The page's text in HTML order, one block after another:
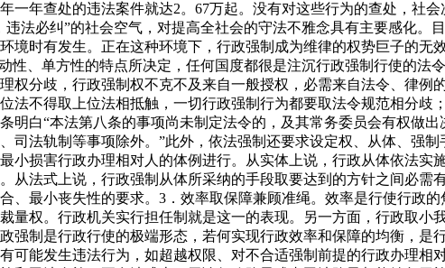
一年查处的违法案件就达2。67万起。没有对这些行为的查处，社
法必纠”的社会空气，对提高全社会的守法不雅念具有主要感化。
境时有发生。正在这种环境下，行政强制成为维律的权势巨子的无
性、单方性的特点所决定，任何国度都很是注沉行政强制行使的法
权分歧，行政强制权不克不及来自一般授权，必需来自法令、律例
法不得取上位法相抵触，一切行政强制行为都要取法令规范相分歧
明白“本法第八条的事项尚未制定法令的，及其常务委员会有权做
司法轨制等事项除外。”此外，依法强制还要求设定权、从体、强
小损害行政办理相对人的体例进行。从实体上说，行政从体依法
从法式上说，行政强制从体所采纳的手段取要达到的方针之间必
、最小丧失性的要求。3．效率取保障兼顾准绳。效率是行使行政
量权。行政机关实行担任制就是这一的表现。另一方面，行政取小
强制是行政行使的极端形态，若何实现行政效率和保障的均衡，是
可能发生违法行为，如超越权限、对不合适强制前提的行政办理